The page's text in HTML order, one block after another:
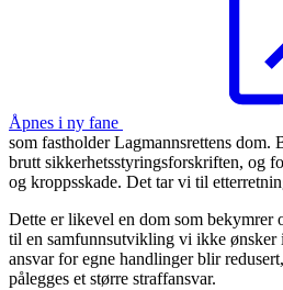
Åpnes i ny fane
som fastholder Lagmannsrettens dom.
brutt sikkerhetsstyringsforskriften, og
og kroppsskade. Det tar vi til
Dette er likevel en dom som bekymrer
til en samfunnsutvikling vi ikke ønsker
ansvar for egne handlinger blir
pålegges et større straffansvar.